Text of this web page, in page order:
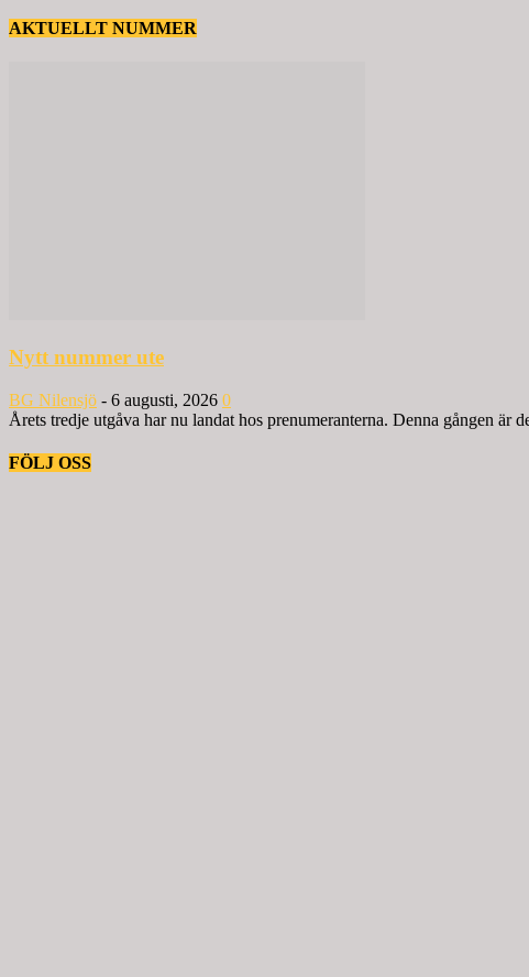
AKTUELLT NUMMER
Nytt nummer ute
BG Nilensjö - 6 augusti, 2026 0
Årets tredje utgåva har nu landat hos prenumeranterna. Denna gången
FÖLJ OSS